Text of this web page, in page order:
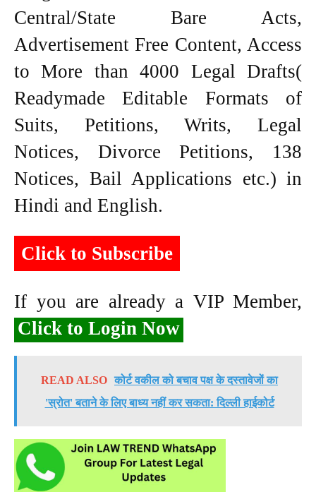
Central/State Bare Acts,
Advertisement Free Content, Access
to More than 4000 Legal Drafts(
Readymade Editable Formats of
Suits, Petitions, Writs, Legal
Notices, Divorce Petitions, 138
Notices, Bail Applications etc.) in
Hindi and English.
Click to Subscribe
If you are already a VIP Member,
Click to Login Now
READ ALSO कोर्ट वकील को बचाव पक्ष के दस्तावेजों का
'स्रोत' बताने के लिए बाध्य नहीं कर सकता: दिल्ली हाईकोर्ट